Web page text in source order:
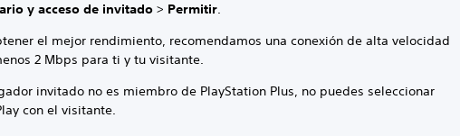
y acceso de invitado > Permitir.
el mejor rendimiento, recomendamos una conexión de alta velocidad
2 Mbps para ti y tu visitante.
invitado no es miembro de PlayStation Plus, no puedes seleccionar
con el visitante.